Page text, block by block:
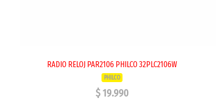
RADIO RELOJ PAR2106 PHILCO 32PLC2106W
PHILCO
$ 19.990